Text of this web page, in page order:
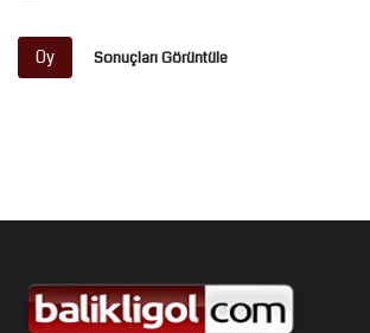
Oy Sonuçları Görüntüle